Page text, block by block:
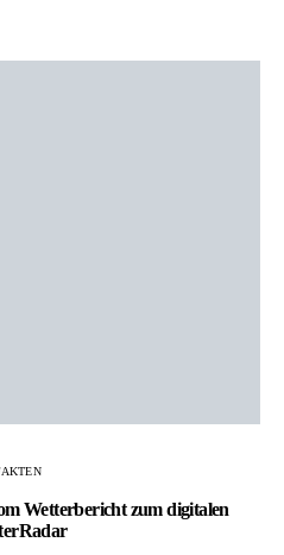
Wetterbericht zum digitalen